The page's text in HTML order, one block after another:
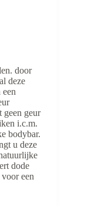
door
deze
geen geur
i.c.m.
bodybar.
u deze
dode
een